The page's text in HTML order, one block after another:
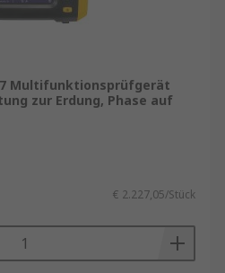
Multifunktionsprüfgerät
zur Erdung, Phase auf
€ 2.227,05/Stück